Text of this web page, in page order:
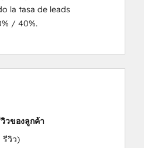
la tasa de leads
/ 40%.
วของลูกค้า
รีวิว)